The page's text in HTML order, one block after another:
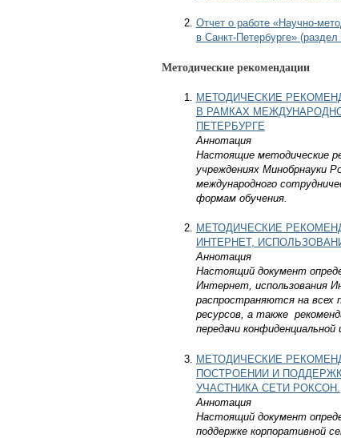
Отчет о работе «Научно-
в Санкт-Петербурге»
Методические рекомендации
МЕТОДИЧЕСКИЕ
В РАМКАХ
ПЕТЕРБУРГЕ
Аннотация
Настоящие методические
учреждениях Минобрнауки
международного
формам обучения.
МЕТОДИЧЕСКИЕ
ИНТЕРНЕТ,
Аннотация
Настоящий документ
Интернет, использования
распространяются на всех
ресурсов, а также
передачи конфиденциальной
МЕТОДИЧЕСКИЕ
ПОСТРОЕНИИ И
УЧАСТНИКА СЕТИ РОКСОН.
Аннотация
Настоящий документ
поддержке корпоративной